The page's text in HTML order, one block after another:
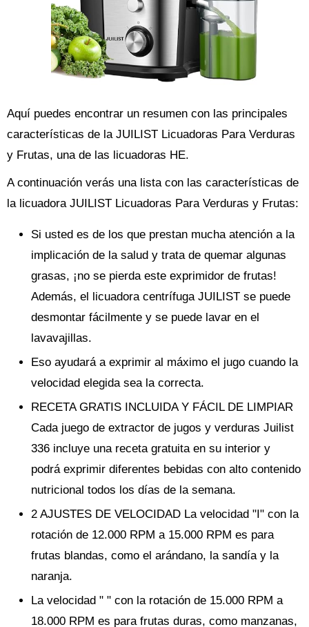
Aquí puedes encontrar un resumen con las principales
características de la JUILIST Licuadoras Para Verduras
y Frutas, una de las licuadoras HE.
A continuación verás una lista con las características de
la licuadora JUILIST Licuadoras Para Verduras y Frutas:
Si usted es de los que prestan mucha atención a la
implicación de la salud y trata de quemar algunas
grasas, ¡no se pierda este exprimidor de frutas!
Además, el licuadora centrífuga JUILIST se puede
desmontar fácilmente y se puede lavar en el
lavavajillas.
Eso ayudará a exprimir al máximo el jugo cuando la
velocidad elegida sea la correcta.
RECETA GRATIS INCLUIDA Y FÁCIL DE LIMPIAR
Cada juego de extractor de jugos y verduras Juilist
336 incluye una receta gratuita en su interior y
podrá exprimir diferentes bebidas con alto contenido
nutricional todos los días de la semana.
2 AJUSTES DE VELOCIDAD La velocidad "I" con la
rotación de 12.000 RPM a 15.000 RPM es para
frutas blandas, como el arándano, la sandía y la
naranja.
La velocidad " " con la rotación de 15.000 RPM a
18.000 RPM es para frutas duras, como manzanas,